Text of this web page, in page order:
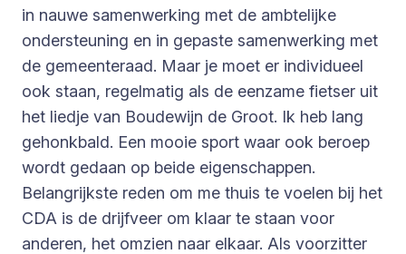
in nauwe samenwerking met de ambtelijke
ondersteuning en in gepaste samenwerking met
de gemeenteraad. Maar je moet er individueel
ook staan, regelmatig als de eenzame fietser uit
het liedje van Boudewijn de Groot. Ik heb lang
gehonkbald. Een mooie sport waar ook beroep
wordt gedaan op beide eigenschappen.
Belangrijkste reden om me thuis te voelen bij het
CDA is de drijfveer om klaar te staan voor
anderen, het omzien naar elkaar. Als voorzitter